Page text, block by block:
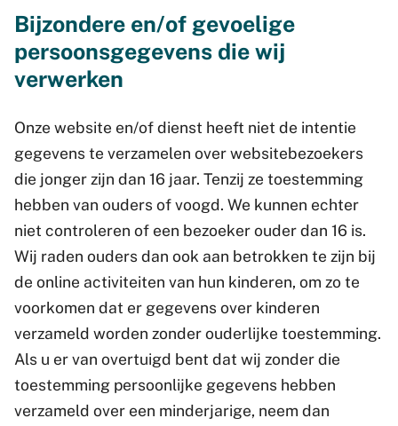
Bijzondere en/of gevoelige
persoonsgegevens die wij
verwerken
Onze website en/of dienst heeft niet de intentie
gegevens te verzamelen over websitebezoekers
die jonger zijn dan 16 jaar. Tenzij ze toestemming
hebben van ouders of voogd. We kunnen echter
niet controleren of een bezoeker ouder dan 16 is.
Wij raden ouders dan ook aan betrokken te zijn bij
de online activiteiten van hun kinderen, om zo te
voorkomen dat er gegevens over kinderen
verzameld worden zonder ouderlijke toestemming.
Als u er van overtuigd bent dat wij zonder die
toestemming persoonlijke gegevens hebben
verzameld over een minderjarige, neem dan